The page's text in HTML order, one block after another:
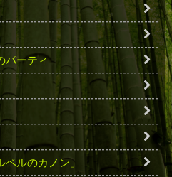
パーティ
ルのカノン」